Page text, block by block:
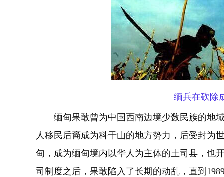
缅兵在砍除
缅甸果敢曾为中国西南边境少数民族的地域
人移民后裔成为科干山的地方势力，后受封为
甸，成为缅甸境内以华人为主体的土司县，也
司制度之后，果敢陷入了长期的动乱，直到